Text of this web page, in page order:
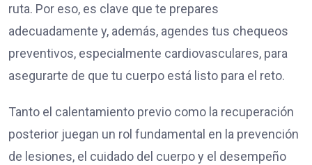
ruta. Por eso, es clave que te prepares
adecuadamente y, además, agendes tus chequeos
preventivos, especialmente cardiovasculares, para
asegurarte de que tu cuerpo está listo para el reto.
Tanto el calentamiento previo como la recuperación
posterior juegan un rol fundamental en la prevención
de lesiones, el cuidado del cuerpo y el desempeño